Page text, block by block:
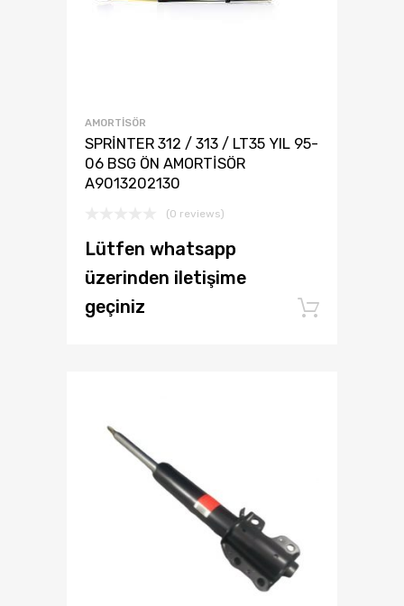
AMORTISÖR
SPRİNTER 312 / 313 / LT35 YIL 95-
06 BSG ÖN AMORTİSÖR
A9013202130
(0 reviews)
Lütfen whatsapp
üzerinden iletişime
geçiniz